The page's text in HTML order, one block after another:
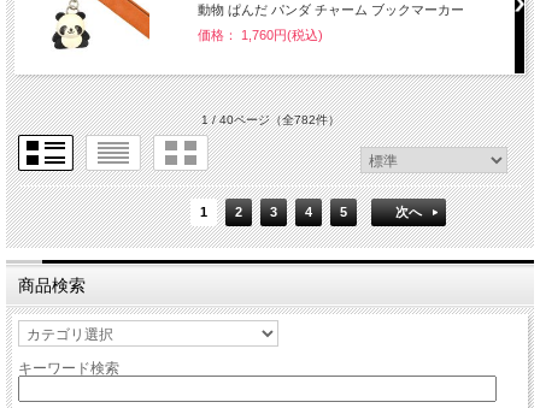
動物 ぱんだ パンダ チャーム ブックマーカー
価格： 1,760円(税込)
1 / 40ページ（全782件）
1 2 3 4 5 次へ
商品検索
キーワード検索